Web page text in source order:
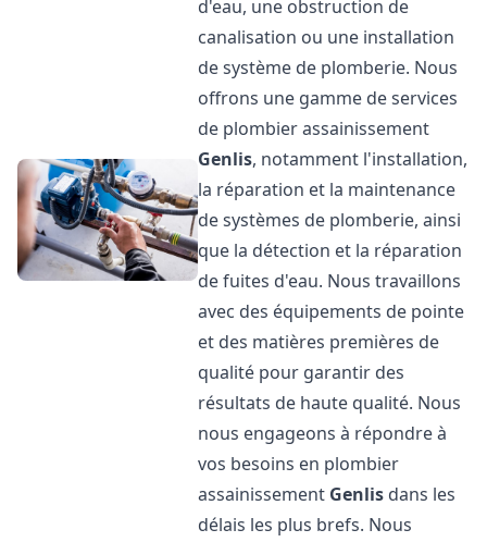
d'eau, une obstruction de
canalisation ou une installation
de système de plomberie. Nous
offrons une gamme de services
de plombier assainissement
Genlis, notamment l'installation,
la réparation et la maintenance
de systèmes de plomberie, ainsi
que la détection et la réparation
de fuites d'eau. Nous travaillons
avec des équipements de pointe
et des matières premières de
qualité pour garantir des
résultats de haute qualité. Nous
nous engageons à répondre à
vos besoins en plombier
assainissement Genlis dans les
délais les plus brefs. Nous